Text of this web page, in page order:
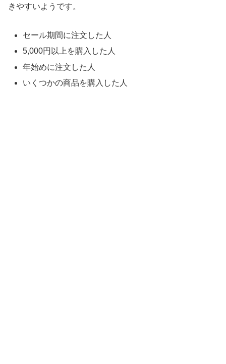
きやすいようです。
セール期間に注文した人
5,000円以上を購入した人
年始めに注文した人
いくつかの商品を購入した人